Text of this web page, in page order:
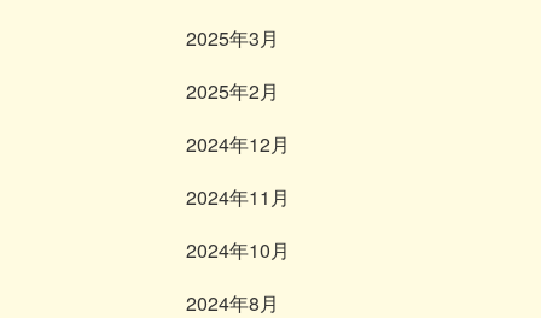
2025年3月
2025年2月
2024年12月
2024年11月
2024年10月
2024年8月